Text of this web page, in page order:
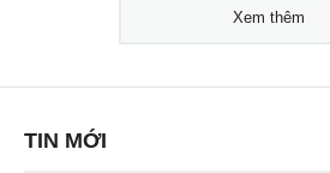
Xem thêm
TIN MỚI